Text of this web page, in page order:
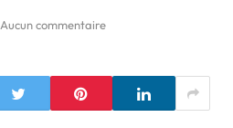
Aucun commentaire